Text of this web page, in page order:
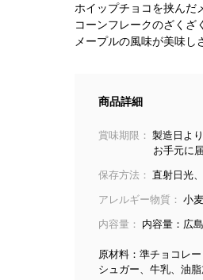
ホイップチョコを挟んだ
コーンフレークのざくざ
メープルの風味が美味し
商品詳細
賞味期限： 製造日よ
お手元に届いて
保存方法： 直射日光
アレルギー物質： 小
内容量： 内容量：広
原材料：準チョコレ
シュガー、牛乳、油